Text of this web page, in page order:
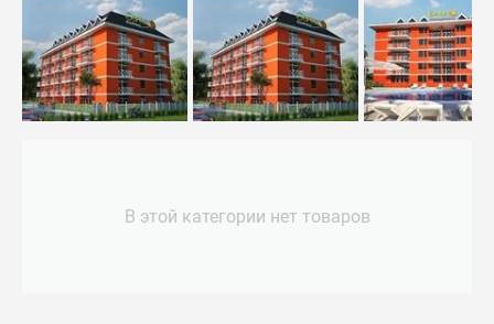
В этой категории нет товаров